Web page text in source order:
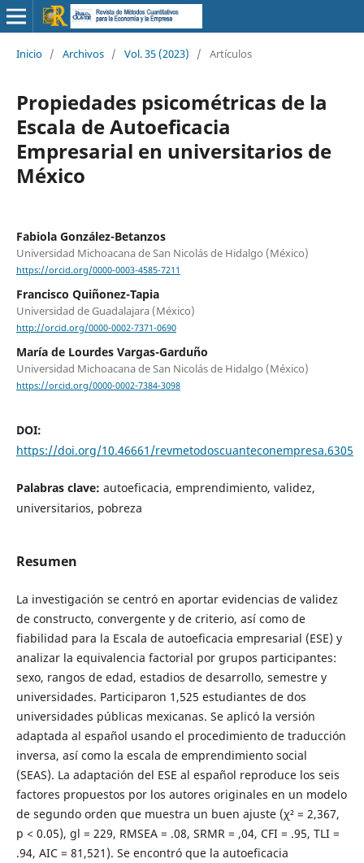
Inicio / Archivos / Vol. 35 (2023) / Artículos
Propiedades psicométricas de la
Escala de Autoeficacia
Empresarial en universitarios de
México
Fabiola González-Betanzos
Universidad Michoacana de San Nicolás de Hidalgo (México)
https://orcid.org/0000-0003-4585-7211
Francisco Quiñonez-Tapia
Universidad de Guadalajara (México)
http://orcid.org/0000-0002-7371-0690
María de Lourdes Vargas-Garduño
Universidad Michoacana de San Nicolás de Hidalgo (México)
https://orcid.org/0000-0002-7384-3098
DOI:
https://doi.org/10.46661/revmetodoscuanteconempresa.6305
Palabras clave: autoeficacia, emprendimiento, validez,
universitarios, pobreza
Resumen
La investigación se centró en aportar evidencias de validez
de constructo, convergente y de criterio, así como de
fiabilidad para la Escala de autoeficacia empresarial (ESE) y
analizar la equivalencia factorial por grupos participantes:
sexo, rangos de edad, estadios de desarrollo, semestre y
universidades. Participaron 1,525 estudiantes de dos
universidades públicas mexicanas. Se aplicó la versión
adaptada al español usando el procedimiento de traducción
inversa, así como la escala de emprendimiento social
(SEAS). La adaptación del ESE al español reproduce los seis
factores propuestos por los autores originales en un modelo
de segundo orden que muestra un buen ajuste (χ² = 2,367,
p < 0.05), gl = 229, RMSEA = .08, SRMR = ,04, CFI = .95, TLI =
.94, AIC = 81,521). Se encontró que la autoeficacia